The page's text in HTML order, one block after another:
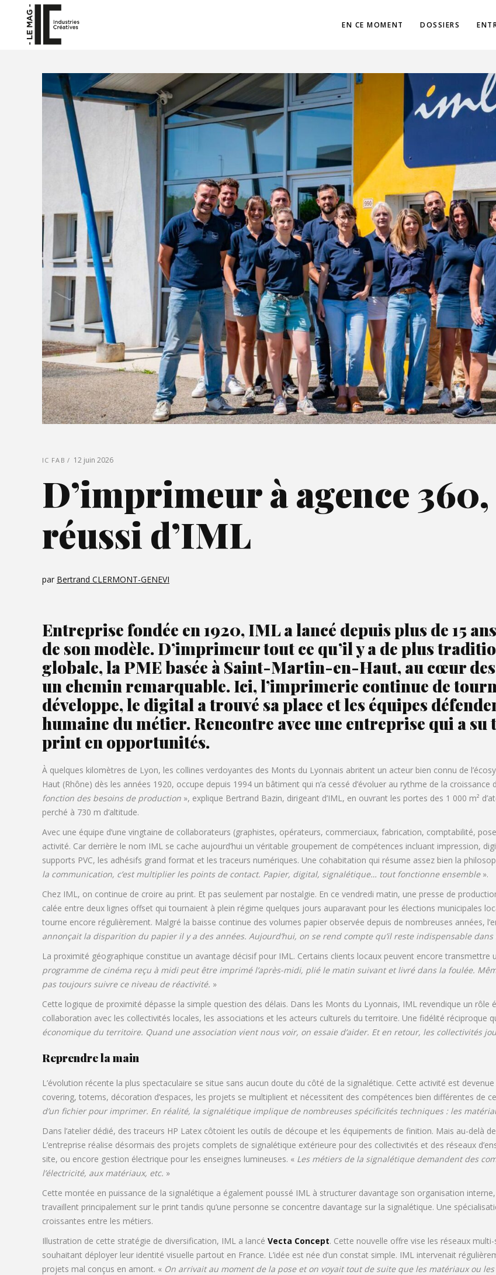
EN CE MOMENT DOSSIERS
IC FAB 12 juin 2026
D’imprimeur à agence
réussi d’IML
par Bertrand CLERMONT-GENEVI
Entreprise fondée en 1920, IML a lancé depuis plus de 15
de son modèle. D’imprimeur tout ce qu’il y a de plus
globale, la PME basée à Saint-Martin-en-Haut, au cœur
un chemin remarquable. Ici, l’imprimerie continue de
développe, le digital a trouvé sa place et les équipes
humaine du métier. Rencontre avec une entreprise qui a
print en opportunités.
À quelques kilomètres de Lyon, les collines verdoyantes des Monts du Lyonnais abritent un acteur bien connu de
Haut (Rhône) dès les années 1920, occupe depuis 1994 un bâtiment qui n’a cessé d’évoluer au rythme de la croissance
fonction des besoins de production », explique Bertrand Bazin, dirigeant d’IML, en ouvrant les portes des 1 000 m²
perché à 730 m d’altitude.
Avec une équipe d’une vingtaine de collaborateurs (graphistes, opérateurs, commerciaux, fabrication, comptabilité,
activité. Car derrière le nom IML se cache aujourd’hui un véritable groupement de compétences incluant impression,
supports PVC, les adhésifs grand format et les traceurs numériques. Une cohabitation qui résume assez bien la
la communication, c’est multiplier les points de contact. Papier, digital, signalétique… tout fonctionne ensemble».
Chez IML, on continue de croire au print. Et pas seulement par nostalgie. En ce vendredi matin, une presse de
calée entre deux lignes offset qui tournaient à plein régime quelques jours auparavant pour les élections municipales
tourne encore régulièrement. Malgré la baisse continue des volumes papier observée depuis de nombreuses années,
annonçait la disparition du papier il y a des années. Aujourd’hui, on se rend compte qu’il reste indispensable
La proximité géographique constitue un avantage décisif pour IML. Certains clients locaux peuvent encore transmettre
programme de cinéma reçu à midi peut être imprimé l’après-midi, plié le matin suivant et livré dans la foulée.
pas toujours suivre ce niveau de réactivité. »
Cette logique de proximité dépasse la simple question des délais. Dans les Monts du Lyonnais, IML revendique un
collaboration avec les collectivités locales, les associations et les acteurs culturels du territoire. Une fidélité réciproque
économique du territoire. Quand une association vient nous voir, on essaie d’aider. Et en retour, les collectivités
Reprendre la main
L’évolution récente la plus spectaculaire se situe sans aucun doute du côté de la signalétique. Cette activité est
covering, totems, décoration d’espaces, les projets se multiplient et nécessitent des compétences bien différentes de
d’un fichier pour imprimer. En réalité, la signalétique implique de nombreuses spécificités techniques : les
Dans l’atelier dédié, des traceurs HP Latex côtoient les outils de découpe et les équipements de finition. Mais au-delà
L’entreprise réalise désormais des projets complets de signalétique extérieure pour des collectivités et des réseaux
site, ou encore gestion électrique pour les enseignes lumineuses. « Les métiers de la signalétique demandent des
l’électricité, aux matériaux, etc. »
Cette montée en puissance de la signalétique a également poussé IML à structurer davantage son organisation
travaillent principalement sur le print tandis qu’une personne se concentre davantage sur la signalétique. Une
croissantes entre les métiers.
Illustration de cette stratégie de diversification, IML a lancé Vecta Concept. Cette nouvelle offre vise les réseaux
souhaitant déployer leur identité visuelle partout en France. L’idée est née d’un constat simple. IML intervenait
projets mal conçus en amont. « On arrivait au moment de la pose et on voyait tout de suite que les matériaux ou